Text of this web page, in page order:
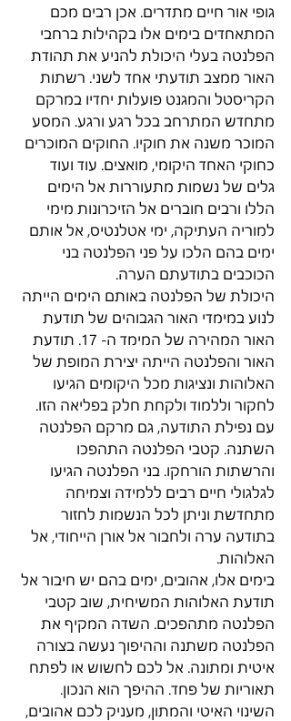
גופי אור חיים מתדרים. אכן רבים מכם
המתאחדים בימים אלו בקהילות ברחבי
הפלנטה בעלי היכולת להניע את תהודת
האור ממצב תודעתי אחד לשני. רשתות
הקריסטל והמגנט פועלות יחדיו במרקם
מתחדש המתרחב בכל רגע ורגע. המסע
המוכר משנה את חוקיו. החוקים המוכרים
כחוקי האחד היקומי, מואצים. עוד ועוד
גלים של נשמות מתעוררות אל הימים
הללו ורבים חוברים אל הזיכרונות מימי
למוריה העתיקה, ימי אטלנטיס, אל אותם
ימים בהם הלכו על פני הפלנטה בני
הכוכבים בתודעתם הערה.
היכולת של הפלנטה באותם הימים הייתה
לנוע במימדי האור הגבוהים של תודעת
האור המהירה של המימד ה- 17. תודעת
האור והפלנטה הייתה יצירת המופת של
האלוהות ונציגות מכל היקומים הגיעו
לחקור וללמוד ולקחת חלק בפליאה הזו.
עם נפילת התודעה, גם מרקם הפלנטה
השתנה. קטבי הפלנטה התהפכו
והרשתות הורחקו. בני הפלנטה הגיעו
לגלגולי חיים רבים ללמידה וצמיחה
מתחדשת וניתן לכל הנשמות לחזור
בתודעה ערה ולחבור אל אורן הייחודי, אל
האלוהות.
בימים אלו, אהובים, ימים בהם יש חיבור אל
תודעת האלוהות המשיחית, שוב קטבי
הפלנטה מתהפכים. השדה המקיף את
הפלנטה משתנה וההיפוך נעשה בצורה
איטית ומתונה. אל לכם לחשוש או לפתח
תאוריות של פחד. ההיפך הוא הנכון.
השינוי האיטי והמתון, מעניק לכם אהובים,